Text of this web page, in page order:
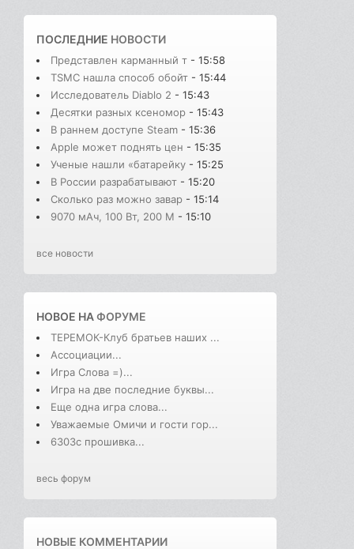
ПОСЛЕДНИЕ НОВОСТИ
Представлен карманный т - 15:58
TSMC нашла способ обойт - 15:44
Исследователь Diablo 2 - 15:43
Десятки разных ксеномор - 15:43
В раннем доступе Steam - 15:36
Apple может поднять цен - 15:35
Ученые нашли «батарейку - 15:25
В России разрабатывают - 15:20
Сколько раз можно завар - 15:14
9070 мАч, 100 Вт, 200 М - 15:10
все новости
НОВОЕ НАФОРУМЕ
ТЕРЕМОК-Клуб братьев наших ...
Ассоциации...
Игра Слова =)...
Игра на две последние буквы...
Еще одна игра слова...
Уважаемые Омичи и гости гор...
6303с прошивка...
весь форум
НОВЫЕ КОММЕНТАРИИ